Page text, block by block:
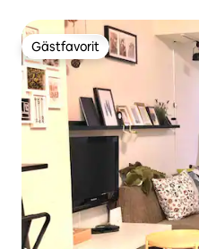
Gästfavorit
Gästfavorit